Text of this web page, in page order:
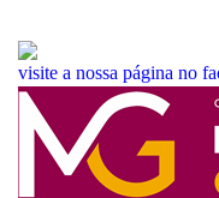
visite a nossa página no